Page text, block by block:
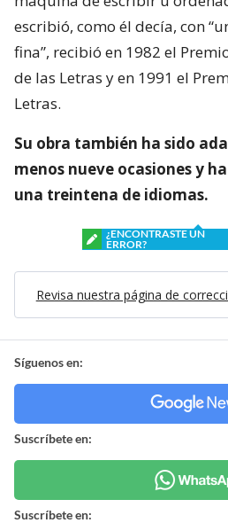
escribió, como él decía, con
fina”, recibió en 1982 el
de las Letras y en 1991 el
Letras.
Su obra también ha sido
menos nueve ocasiones y
una treintena de idiomas.
¿ENCONTRASTE UN
ERROR?
Revisa nuestra página de
Síguenos en:
Suscríbete en:
Suscríbete en: